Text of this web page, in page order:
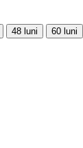
48 luni 60 luni